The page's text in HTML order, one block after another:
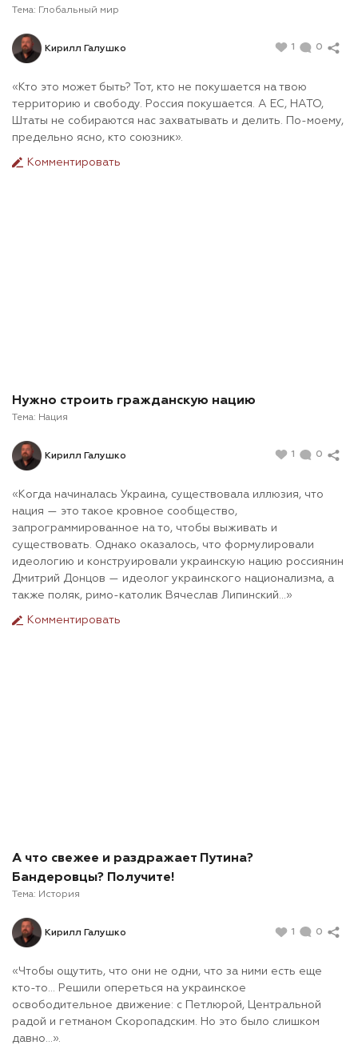
Тема: Глобальный мир
Кирилл Галушко 1 0
«Кто это может быть? Тот, кто не покушается на твою
территорию и свободу. Россия покушается. А ЕС, НАТО,
Штаты не собираются нас захватывать и делить. По-моему,
предельно ясно, кто союзник».
Комментировать
Нужно строить гражданскую нацию
Тема: Нация
Кирилл Галушко 1 0
«Когда начиналась Украина, существовала иллюзия, что
нация — это такое кровное сообщество,
запрограммированное на то, чтобы выживать и
существовать. Однако оказалось, что формулировали
идеологию и конструировали украинскую нацию россиянин
Дмитрий Донцов — идеолог украинского национализма, а
также поляк, римо-католик Вячеслав Липинский…»
Комментировать
А что свежее и раздражает Путина?
Бандеровцы? Получите!
Тема: История
Кирилл Галушко 1 0
«Чтобы ощутить, что они не одни, что за ними есть еще
кто-то… Решили опереться на украинское
освободительное движение: с Петлюрой, Центральной
радой и гетманом Скоропадским. Но это было слишком
давно…».